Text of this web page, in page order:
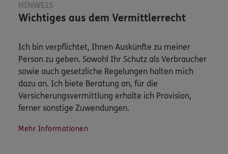
HINWEIS
Wichtiges aus dem Vermittlerrecht
Ich bin verpflichtet, Ihnen Auskünfte zu meiner
Person zu geben. Sowohl Ihr Schutz als Verbraucher
sowie auch gesetzliche Regelungen halten mich
dazu an. Ich biete Beratung an, für die
Versicherungsvermittlung erhalte ich Provision,
ferner sonstige Zuwendungen.
Mehr Informationen